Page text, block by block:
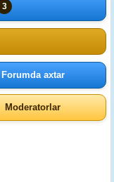
3
Forumda axtar
Moderatorlar